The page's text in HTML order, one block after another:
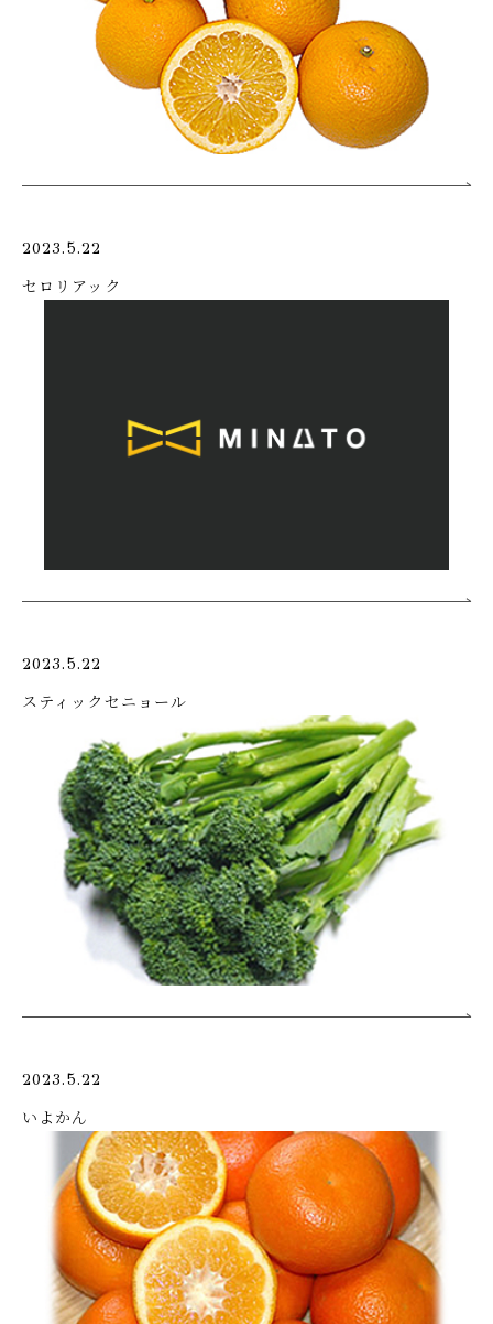
2023.5.22
セロリアック
2023.5.22
スティックセニョール
2023.5.22
いよかん